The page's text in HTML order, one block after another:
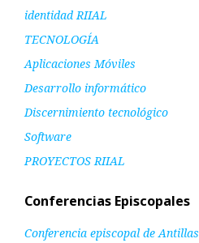
identidad RIIAL
TECNOLOGÍA
Aplicaciones Móviles
Desarrollo informático
Discernimiento tecnológico
Software
PROYECTOS RIIAL
Conferencias Episcopales
Conferencia episcopal de Antillas